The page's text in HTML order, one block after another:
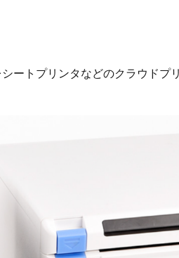
ートプリンタなどのクラウドプ